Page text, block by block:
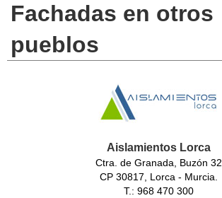
Fachadas en otros
pueblos
Aislamientos Lorca
Ctra. de Granada, Buzón 32
CP 30817, Lorca - Murcia.
T.: 968 470 300